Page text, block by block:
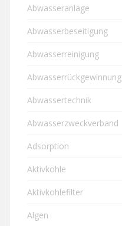
Abwasseranlage
Abwasserbeseitigung
Abwasserreinigung
Abwasserrückgewinnung
Abwassertechnik
Abwasserzweckverband
Adsorption
Aktivkohle
Aktivkohlefilter
Algen